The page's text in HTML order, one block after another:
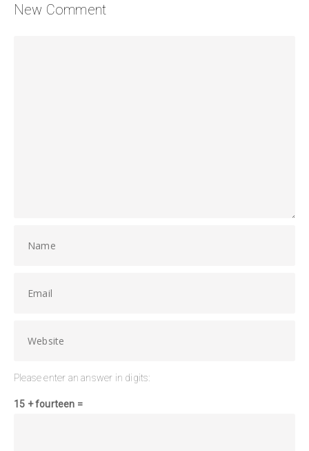
New Comment
Please enter an answer in digits:
15 + fourteen =